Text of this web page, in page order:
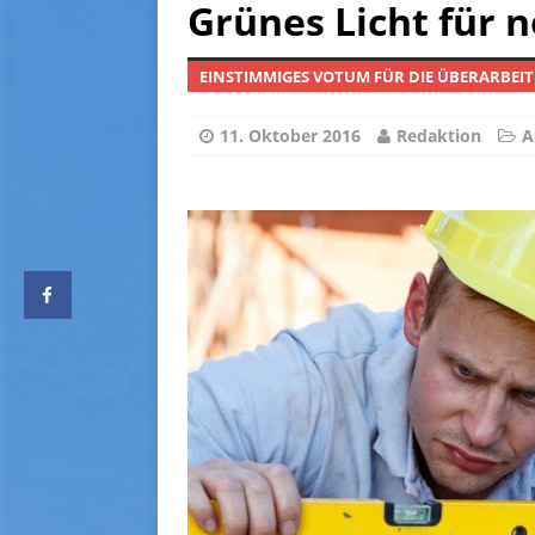
[ 5. Oktober 2025 ]
Preise
[ 24. August 2025 ] Haus
Grünes Licht für
EINSTIMMIGES VOTUM FÜR DIE
11. Oktober 2016 Redaktion